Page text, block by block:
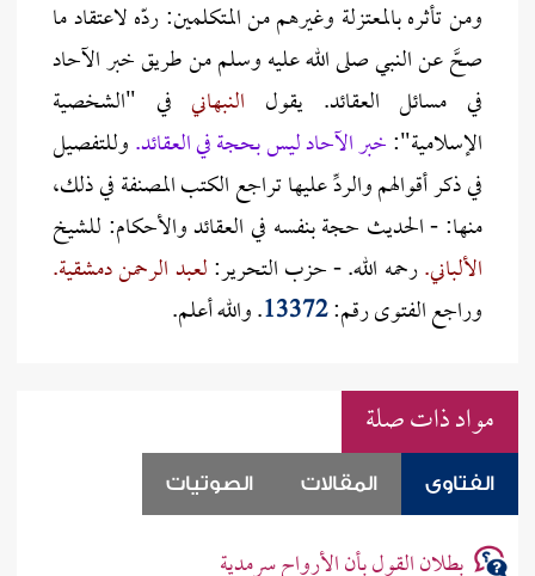
ومن تأثره بالمعتزلة وغيرهم من المتكلمين: ردّه لاعتقاد ما
صحَّ عن النبي صلى الله عليه وسلم من طريق خبر الآحاد
في مسائل العقائد. يقول النبهاني في "الشخصية
الإسلامية":خبر الآحاد ليس بحجة في العقائد.وللتفصيل
في ذكر أقوالهم والردِّ عليها تراجع الكتب المصنفة في ذلك،
منها: - الحديث حجة بنفسه في العقائد والأحكام: للشيخ
الألباني.رحمه الله. - حزب التحرير:لعبد الرحمن دمشقية.
وراجع الفتوى رقم:13372. والله أعلم.
مواد ذات صلة
الفتاوى المقالات الصوتيات
بطلان القول بأن الأرواح سرمدية